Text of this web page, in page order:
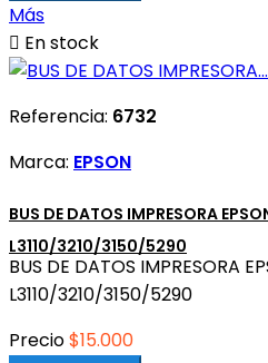
Más
 En stock
Referencia: 6732
Marca: EPSON
BUS DE DATOS IMPRESORA
L3110/3210/3150/5290
BUS DE DATOS IMPRESORA
L3110/3210/3150/5290
Precio$15.000